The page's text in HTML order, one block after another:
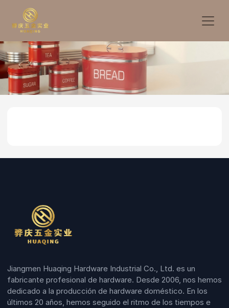
Jiangmen Huaqing Hardware Industrial Co., Ltd. es un
fabricante profesional de hardware. Desde 2006, nos hemos
dedicado a la producción de hardware doméstico. En los
últimos 20 años, hemos seguido el ritmo de los tiempos e